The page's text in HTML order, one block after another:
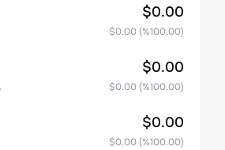
$0.00
$0.00(%100.00)
$0.00
$0.00(%100.00)
$0.00
$0.00(%100.00)